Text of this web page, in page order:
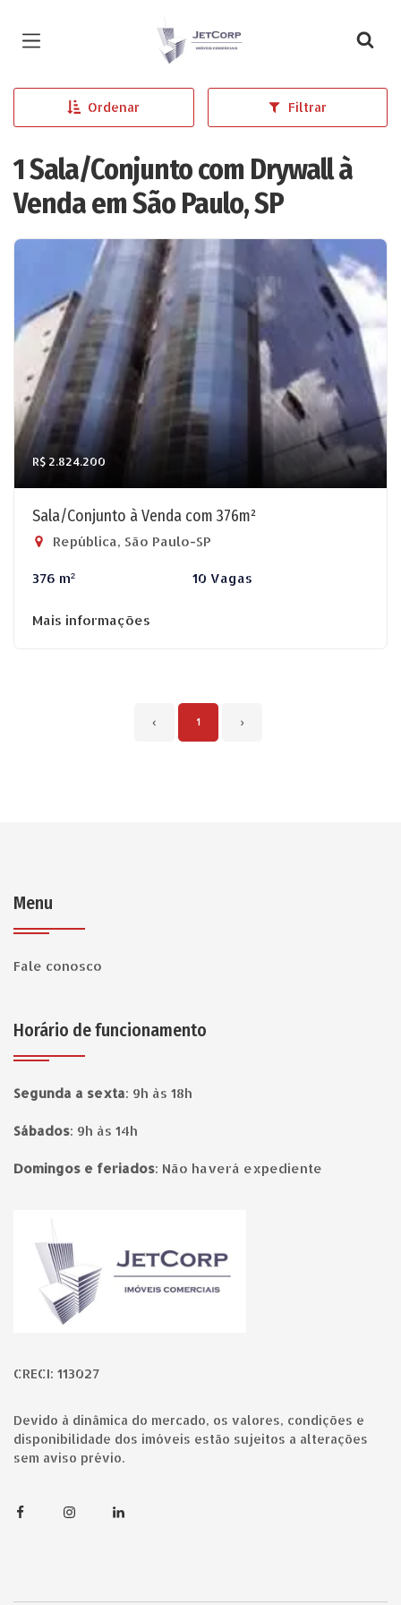
Página inicial
Ordenar Filtrar
1 Sala/Conjunto com Drywall à
Venda em São Paulo, SP
R$ 2.824.200
Sala/Conjunto à Venda com 376m²
República, São Paulo-SP
376 m² 10 Vagas
Mais informações
‹ 1 ›
Menu
Fale conosco
Horário de funcionamento
Segunda a sexta: 9h às 18h
Sábados: 9h às 14h
Domingos e feriados: Não haverá expediente
CRECI: 113027
Devido à dinâmica do mercado, os valores, condições e
disponibilidade dos imóveis estão sujeitos a alterações
sem aviso prévio.
FacebookInstagramLinkedin